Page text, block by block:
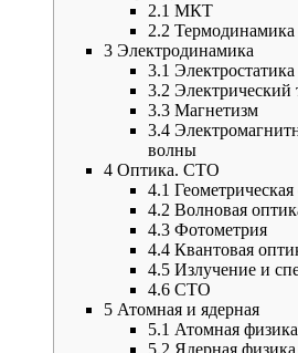
2.1 МКТ
2.2 Термодинамика
3 Электродинамика
3.1 Электростатика
3.2 Электрический
3.3 Магнетизм
3.4
волны
4 Оптика. СТО
4.1
4.2 Волновая
4.3 Фотометрия
4.4 Квантовая
4.5 Излучение и
4.6 СТО
5 Атомная и ядерная
5.1 Атомная
5.2 Ядерная физика